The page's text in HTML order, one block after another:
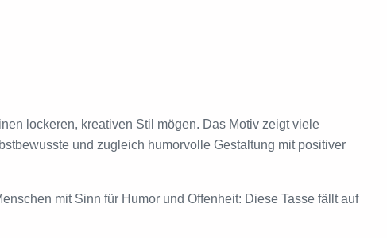
lockeren, kreativen Stil mögen. Das Motiv zeigt viele
und zugleich humorvolle Gestaltung mit positiver
mit Sinn für Humor und Offenheit: Diese Tasse fällt auf